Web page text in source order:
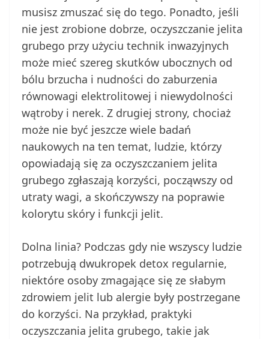
musisz zmuszać się do tego. Ponadto, jeśli
nie jest zrobione dobrze, oczyszczanie jelita
grubego przy użyciu technik inwazyjnych
może mieć szereg skutków ubocznych od
bólu brzucha i nudności do zaburzenia
równowagi elektrolitowej i niewydolności
wątroby i nerek. Z drugiej strony, chociaż
może nie być jeszcze wiele badań
naukowych na ten temat, ludzie, którzy
opowiadają się za oczyszczaniem jelita
grubego zgłaszają korzyści, począwszy od
utraty wagi, a skończywszy na poprawie
kolorytu skóry i funkcji jelit.
Dolna linia? Podczas gdy nie wszyscy ludzie
potrzebują dwukropek detox regularnie,
niektóre osoby zmagające się ze słabym
zdrowiem jelit lub alergie były postrzegane
do korzyści. Na przykład, praktyki
oczyszczania jelita grubego, takie jak